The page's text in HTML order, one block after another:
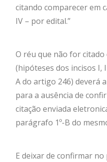
citando comparecer em
IV – por edital.”
O réu que não for
(hipóteses dos incisos I,
A do artigo 246) deverá
para a ausência de
citação enviada
parágrafo 1º-B do
E deixar de confirmar